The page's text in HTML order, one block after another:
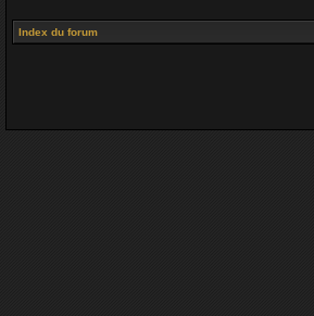
Index du forum